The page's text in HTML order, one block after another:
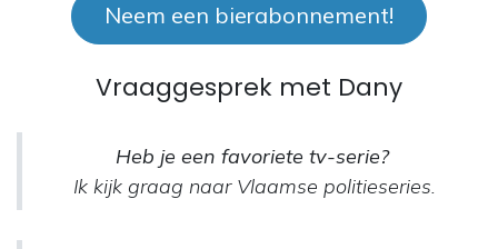
Neem een bierabonnement!
Vraaggesprek met Dany
Heb je een favoriete tv-serie?
Ik kijk graag naar Vlaamse politieseries.​